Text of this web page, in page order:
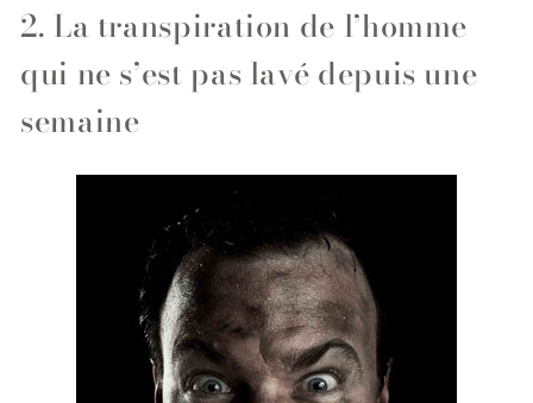
2. La transpiration de l’homme
qui ne s’est pas lavé depuis une
semaine